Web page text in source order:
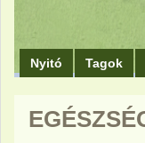
Nyitó Tagok